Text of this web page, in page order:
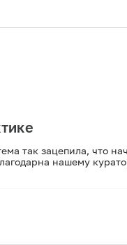
так зацепила, что
нашему